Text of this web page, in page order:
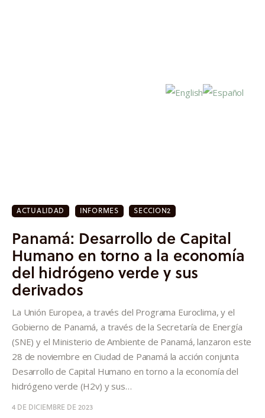
Investigación
Proyectos
Informes
Quiénes somos
ACTUALIDAD INFORMES SECCION2
Panamá: Desarrollo de Capital
Humano en torno a la economía
del hidrógeno verde y sus
derivados
La Unión Europea, a través del Programa Euroclima, y el
Gobierno de Panamá, a través de la Secretaría de Energía
(SNE) y el Ministerio de Ambiente de Panamá, lanzaron este
28 de noviembre en Ciudad de Panamá la acción conjunta
Desarrollo de Capital Humano en torno a la economía del
hidrógeno verde (H2v) y sus…
4 DE DICIEMBRE DE 2023